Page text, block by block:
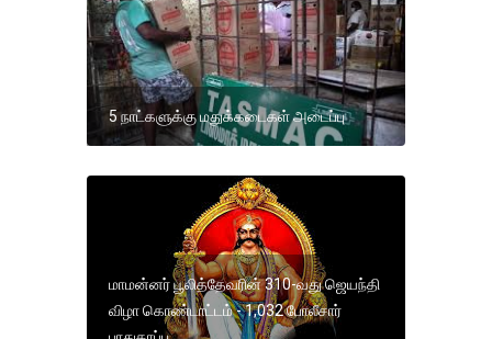
5 நாட்களுக்கு மதுக்கடைகள் அடைப்பு
மாமன்னர் பூலித்தேவரின் 310-வது ஜெயந்தி
விழா கொண்டாட்டம் - 1,032 போலீசார்